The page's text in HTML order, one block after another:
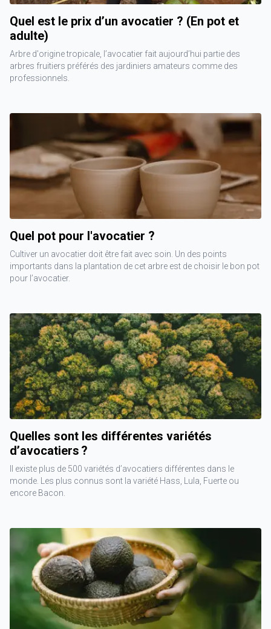
Quel est le prix d’un avocatier ? (En pot et
adulte)
Arbre d'origine tropicale, l’avocatier fait aujourd’hui partie des
arbres fruitiers préférés des jardiniers amateurs comme des
professionnels.
Quel pot pour l'avocatier ?
Cultiver un avocatier doit être fait avec soin. Un des points
importants dans la plantation de cet arbre est de choisir le bon pot
pour l’avocatier.
Quelles sont les différentes variétés
d’avocatiers ?
Il existe plus de 500 variétés d’avocatiers différentes dans le
monde. Les plus connus sont la variété Hass, Lula, Fuerte ou
encore Bacon.